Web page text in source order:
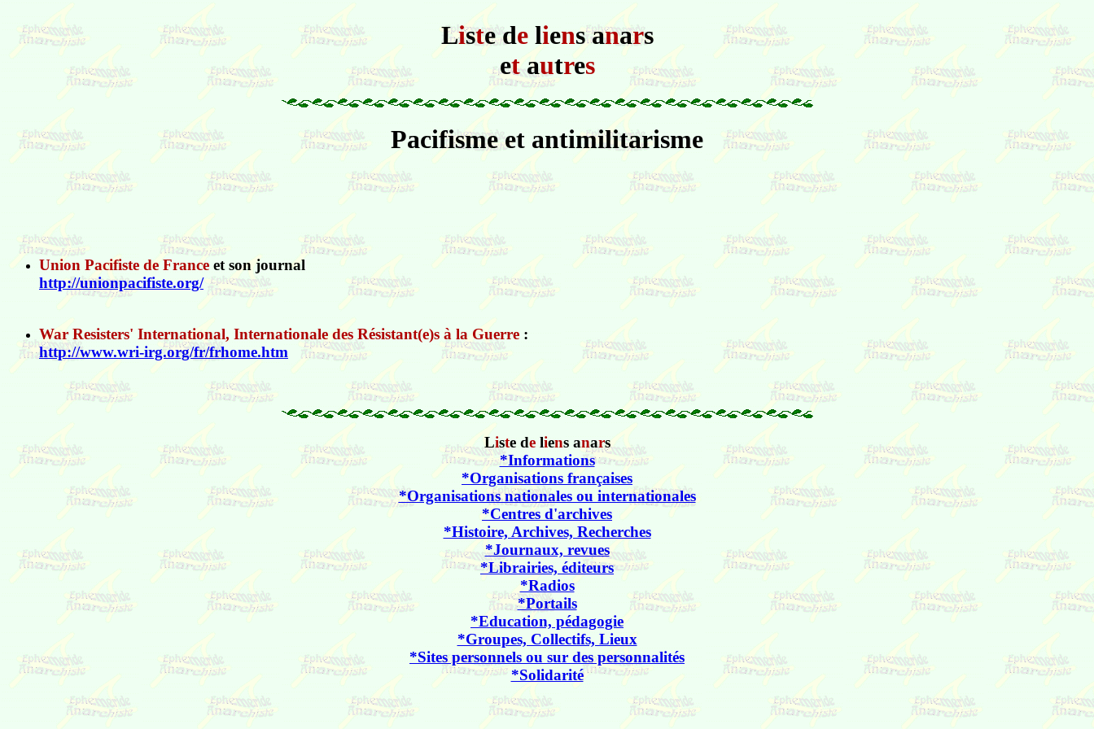
Liste deliens anars
etautres
Pacifisme et antimilitarisme
Union Pacifiste de France et son journal
http://unionpacifiste.org/
War Resisters' International, Internationale des Résistant(e)s à la Guerre :
http://www.wri-irg.org/fr/frhome.htm
Liste deliens anars
*Informations
*Organisations françaises
*Organisations nationales ou internationales
*Centres d'archives
*Histoire, Archives, Recherches
*Journaux, revues
*Librairies, éditeurs
*Radios
*Portails
*Education, pédagogie
*Groupes, Collectifs, Lieux
*Sites personnels ou sur des personnalités
*Solidarité